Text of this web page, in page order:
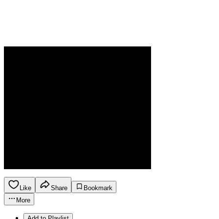
Like Share
Bookmark
More